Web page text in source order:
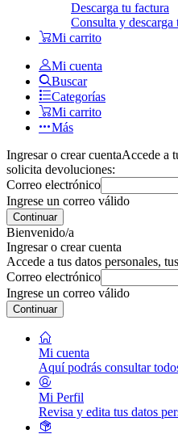
Descarga tu factura
Consulta y descarga
Mi carrito
Mi cuenta
Buscar
Categorías
Mi carrito
Más
Ingresar o crear cuentaAccede a
solicita devoluciones:
Correo electrónico
Ingrese un correo válido
Continuar
Bienvenido/a
Ingresar o crear cuenta
Accede a tus datos personales,
Correo electrónico
Ingrese un correo válido
Continuar
Mi cuenta
Aquí podrás consultar
Mi Perfil
Revisa y edita tus datos